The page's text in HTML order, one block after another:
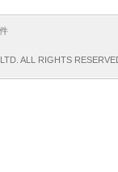
ALL RIGHTS